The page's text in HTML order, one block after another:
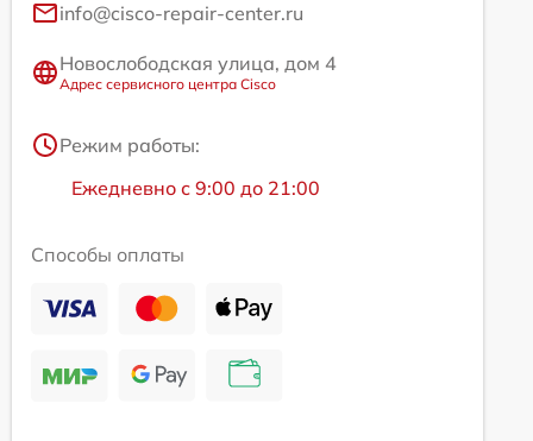
info@cisco-repair-center.ru
Новослободская улица, дом 4
Адрес сервисного центра Cisco
Режим работы:
Ежедневно с 9:00 до 21:00
Способы оплаты